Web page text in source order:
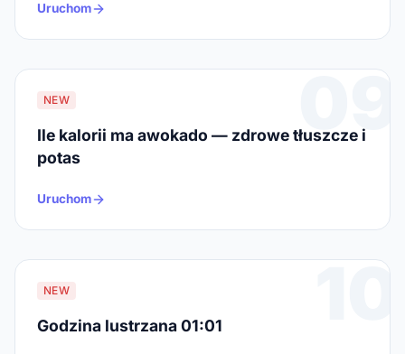
Uruchom
09
NEW
Ile kalorii ma awokado — zdrowe tłuszcze i
potas
Uruchom
10
NEW
Godzina lustrzana 01:01